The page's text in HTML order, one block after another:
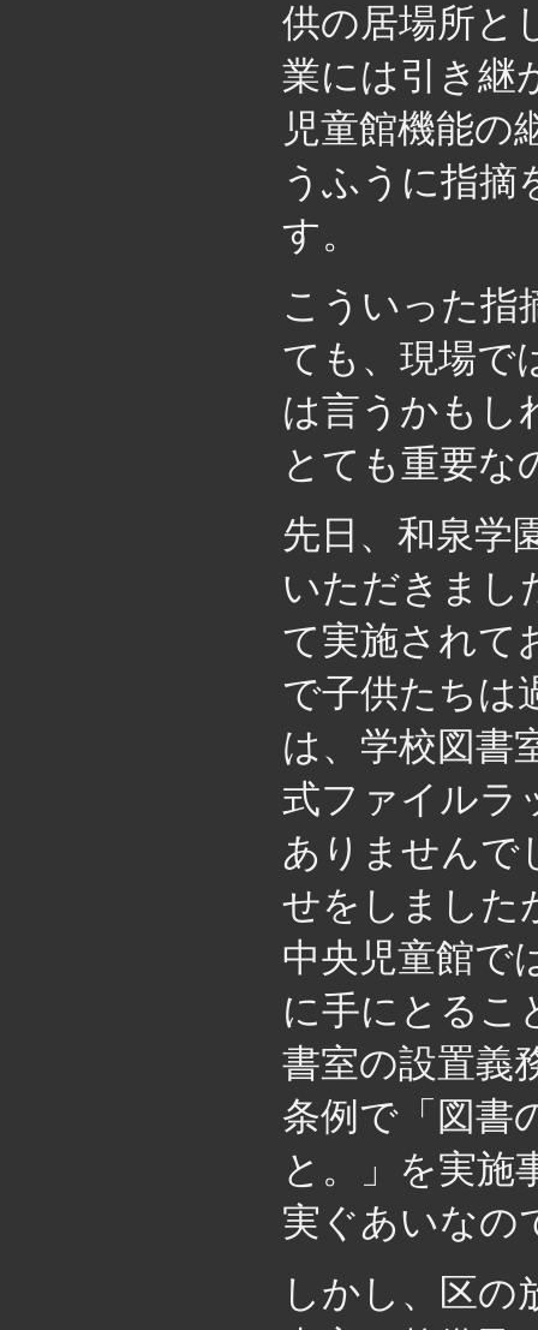
供の居場所と
業には引き継
児童館機能の
うふうに指摘
す。
こういった指
ても、現場で
は言うかもし
とても重要な
先日、和泉学
いただきまし
て実施されて
で子供たちは
は、学校図書
式ファイルラ
ありませんで
せをしました
中央児童館で
に手にとるこ
書室の設置義
条例で「図書
と。」を実施
実ぐあいなの
しかし、区の